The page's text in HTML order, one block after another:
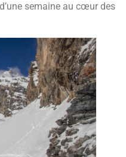
semaine au cœur des